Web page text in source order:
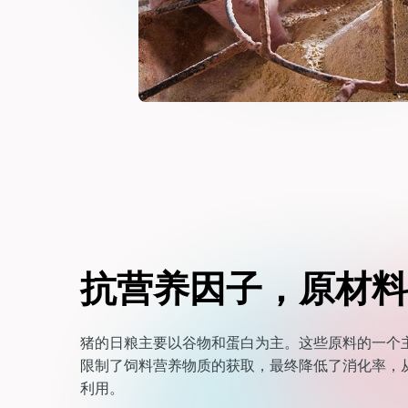
抗营养因子，原材
猪的日粮主要以谷物和蛋白为主。这些原料的一
限制了饲料营养物质的获取，最终降低了消化率
利用。